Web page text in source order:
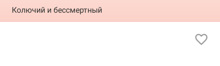
Колючий и бессмертный